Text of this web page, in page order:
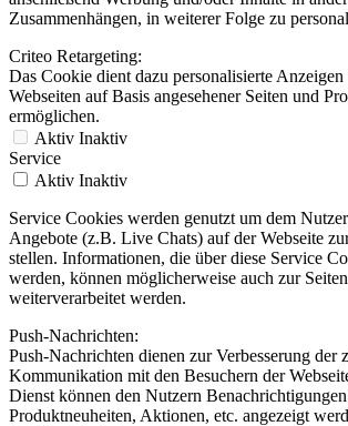
Zusammenhängen, in weiterer Folge zu
Criteo Retargeting:
Das Cookie dient dazu personalisierte
Webseiten auf Basis angesehener Seiten und
ermöglichen.
Aktiv Inaktiv
Service
Aktiv Inaktiv
Service Cookies werden genutzt um dem
Angebote (z.B. Live Chats) auf der Webseite
stellen. Informationen, die über diese Service
werden, können möglicherweise auch zur
weiterverarbeitet werden.
Push-Nachrichten:
Push-Nachrichten dienen zur Verbesserung der
Kommunikation mit den Besuchern der
Dienst können den Nutzern
Produktneuheiten, Aktionen, etc. angezeigt